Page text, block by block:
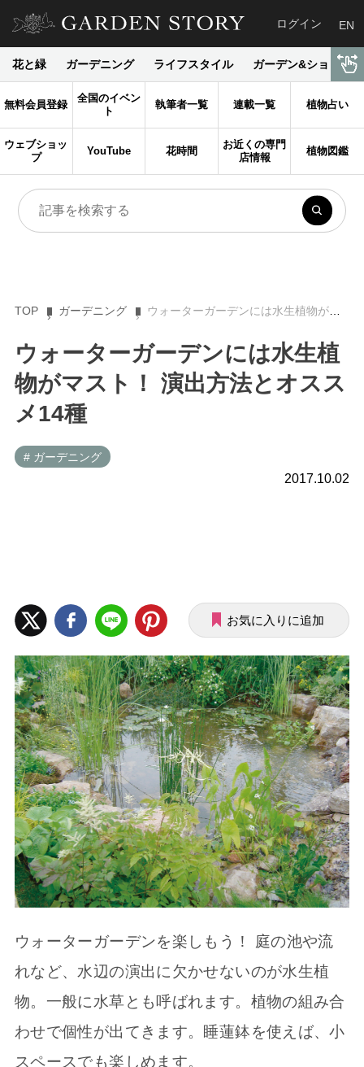
ログイン EN
花と緑 ガーデニング ライフスタイル ガーデン&ショップ
無料会員登録
全国のイベン
ト
執筆者一覧 連載一覧 植物占い
ウェブショッ
プ
YouTube 花時間
お近くの専門
店情報
植物図鑑
TOP ガーデニング ウォーターガーデンには水生植物がマスト！ 演出方法とオススメ14種
ウォーターガーデンには水生植
物がマスト！ 演出方法とオスス
メ14種
# ガーデニング
2017.10.02
お気に入りに追加
ウォーターガーデンを楽しもう！ 庭の池や流
れなど、水辺の演出に欠かせないのが水生植
物。一般に水草とも呼ばれます。植物の組み合
わせで個性が出てきます。睡蓮鉢を使えば、小
スペースでも楽しめます。